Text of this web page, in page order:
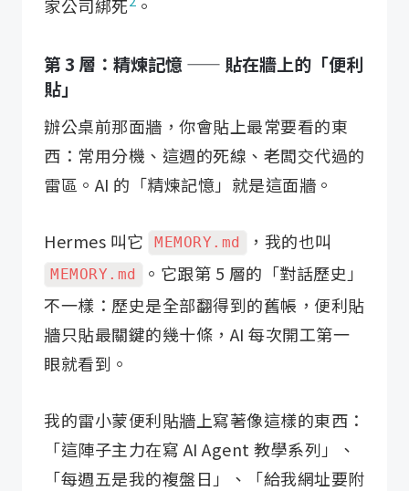
家公司綁死
。
第 3 層：精煉記憶 —— 貼在牆上的「便利
貼」
辦公桌前那面牆，你會貼上最常要看的東
西：常用分機、這週的死線、老闆交代過的
雷區。AI 的「精煉記憶」就是這面牆。
Hermes 叫它 MEMORY.md ，我的也叫
MEMORY.md
。它跟第 5 層的「對話歷史」
不一樣：歷史是全部翻得到的舊帳，便利貼
牆只貼最關鍵的幾十條，AI 每次開工第一
眼就看到。
我的雷小蒙便利貼牆上寫著像這樣的東西：
「這陣子主力在寫 AI Agent 教學系列」、
「每週五是我的複盤日」、「給我網址要附